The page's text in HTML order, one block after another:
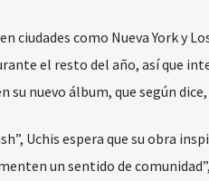
ciudades como Nueva York y
el resto del año, así que
su nuevo álbum, que según
Uchis espera que su obra
un sentido de